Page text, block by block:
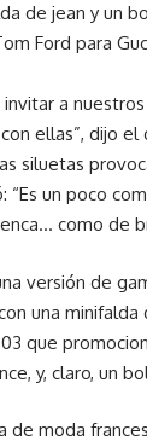
de jean y un
Ford para
a
ellas”, dijo
siluetas
“Es un poco
como de
versión de
una minifalda
que
y, claro, un
de moda